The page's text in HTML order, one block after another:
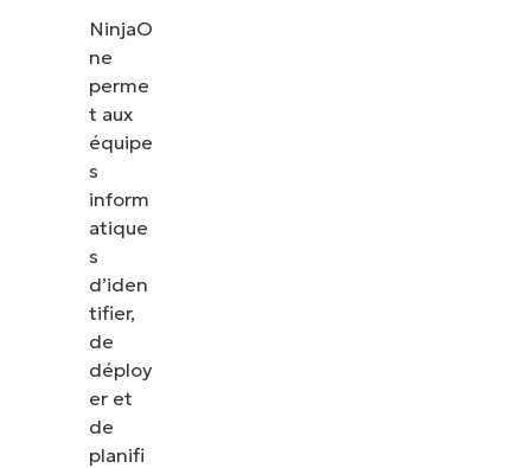
NinjaO
ne
perme
t aux
équipe
s
inform
atique
s
d’iden
tifier,
de
déploy
er et
de
planifi
les correctifs, le MDM, la gestion des tickets et